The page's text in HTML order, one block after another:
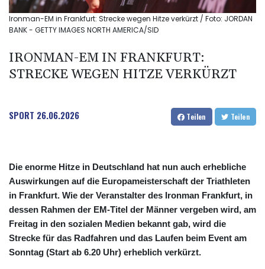
Ironman-EM in Frankfurt: Strecke wegen Hitze verkürzt / Foto: JORDAN
BANK - GETTY IMAGES NORTH AMERICA/SID
IRONMAN-EM IN FRANKFURT:
STRECKE WEGEN HITZE VERKÜRZT
SPORT 26.06.2026 Teilen Teilen
Die enorme Hitze in Deutschland hat nun auch erhebliche
Auswirkungen auf die Europameisterschaft der Triathleten
in Frankfurt. Wie der Veranstalter des Ironman Frankfurt, in
dessen Rahmen der EM-Titel der Männer vergeben wird, am
Freitag in den sozialen Medien bekannt gab, wird die
Strecke für das Radfahren und das Laufen beim Event am
Sonntag (Start ab 6.20 Uhr) erheblich verkürzt.